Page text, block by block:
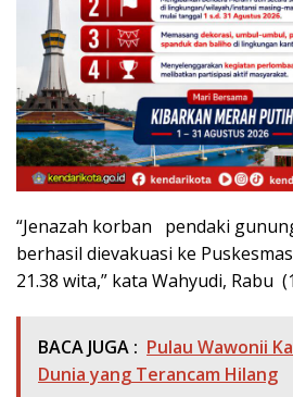
“Jenazah korban pendaki
berhasil dievakuasi ke
21.38 wita,” kata Wahyudi, Rabu
BACA JUGA : Pulau Wawonii
Dunia yang Terancam Hilang